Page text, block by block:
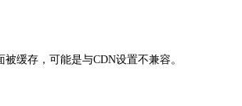
缓存，可能是与CDN设置不兼容。